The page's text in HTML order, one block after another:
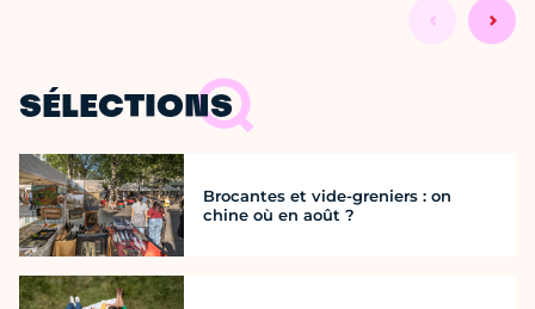
SÉLECTIONS
Brocantes et vide-greniers : on
chine où en août ?